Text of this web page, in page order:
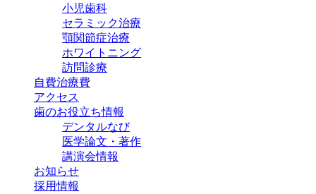
小児歯科
セラミック治療
顎関節症治療
ホワイトニング
訪問診療
自費治療費
アクセス
歯のお役立ち情報
デンタルなび
医学論文・著作
講演会情報
お知らせ
採用情報